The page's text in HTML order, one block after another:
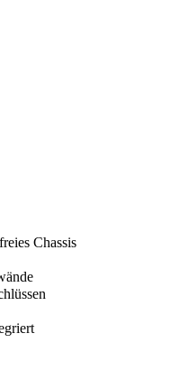
Chassis